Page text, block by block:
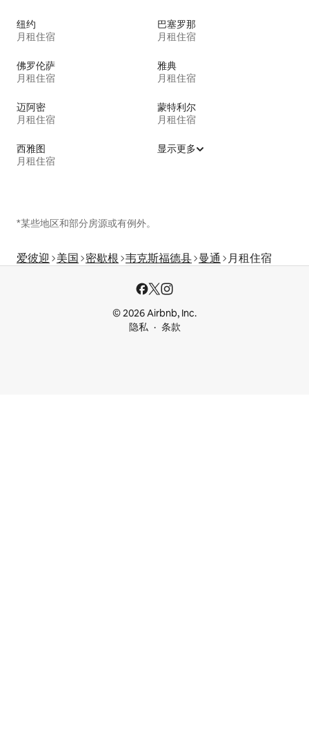
纽约
月租住宿
巴塞罗那
月租住宿
佛罗伦萨
月租住宿
雅典
月租住宿
迈阿密
月租住宿
蒙特利尔
月租住宿
西雅图
月租住宿
显示更多
*某些地区和部分房源或有例外。
爱彼迎 美国 密歇根 韦克斯福德县 曼通 月租住宿
© 2026 Airbnb, Inc.
隐私
条款